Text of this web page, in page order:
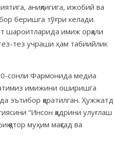
аниқлигига, ижобий ва
беришга тўғри келади.
шароитларида имиж орқали
тез учраши ҳам табиийлик
сонли Фармонида медиа
имижини оширишга
эътибор қаратилган.
“Инсон қадрини улуғлаш
муҳим мақсад ва